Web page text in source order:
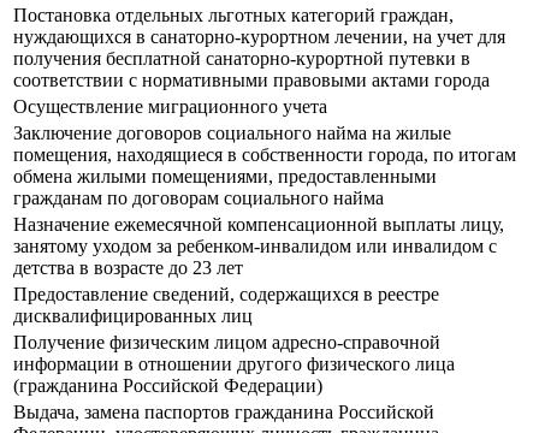
Постановка отдельных льготных категорий граждан,
нуждающихся в санаторно-курортном лечении, на учет для
получения бесплатной санаторно-курортной путевки в
соответствии с нормативными правовыми актами города
Осуществление миграционного учета
Заключение договоров социального найма на жилые
помещения, находящиеся в собственности города, по итогам
обмена жилыми помещениями, предоставленными
гражданам по договорам социального найма
Назначение ежемесячной компенсационной выплаты лицу,
занятому уходом за ребенком-инвалидом или инвалидом с
детства в возрасте до 23 лет
Предоставление сведений, содержащихся в реестре
дисквалифицированных лиц
Получение физическим лицом адресно-справочной
информации в отношении другого физического лица
(гражданина Российской Федерации)
Выдача, замена паспортов гражданина Российской